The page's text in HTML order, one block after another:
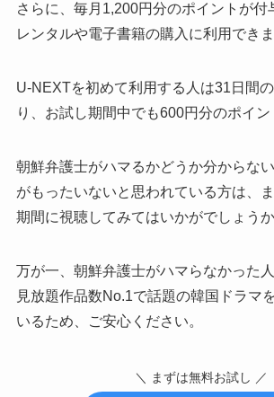
さらに、毎月1,200円分のポイントが付
レンタルや電子書籍の購入に利用できま
U-NEXTを初めて利用する人は31日間
り、お試し期間中でも600円分のポイン
朝鮮弁護士がハマるかどうか分からな
がもったいないと思われている方は、
期間に視聴してみてはいかがでしょうか
万が一、朝鮮弁護士がハマらなかった
見放題作品数No.1で話題の韓国ドラマ
いるため、ご安心ください。
＼ まずは無料お試し ／